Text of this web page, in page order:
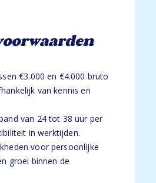
€3.000 en €4.000 bruto
van kennis en
van 24 tot 38 uur per
in werktijden.
voor persoonlijke
groei binnen de